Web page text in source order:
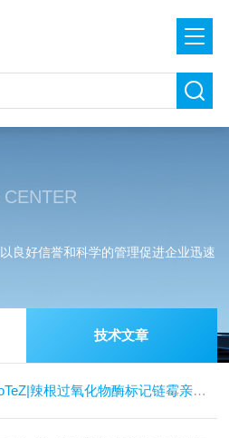
良好信誉和科学的管理促进企业迅速
技术文章
辣根过氧化物酶标记链霉亲和素